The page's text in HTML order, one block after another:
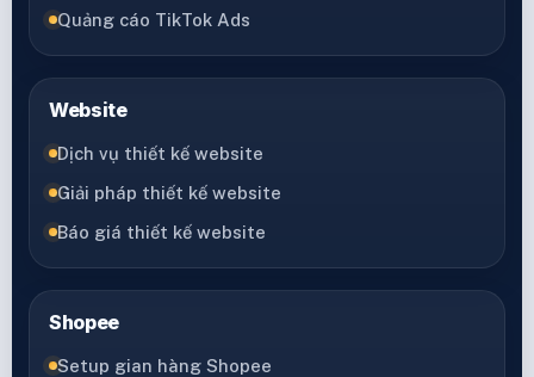
Quảng cáo TikTok Ads
Website
Dịch vụ thiết kế website
Giải pháp thiết kế website
Báo giá thiết kế website
Shopee
Setup gian hàng Shopee